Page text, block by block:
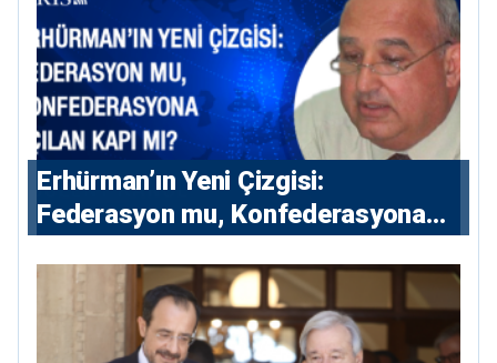
Erhürman’ın Yeni Çizgisi:
Federasyon mu, Konfederasyona